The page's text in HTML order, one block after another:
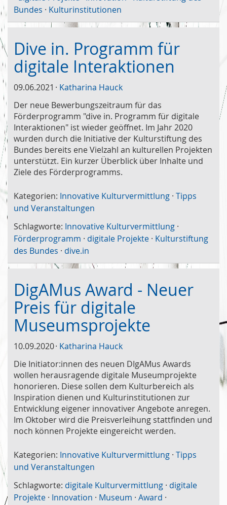
Bundes · Kulturinstitutionen
Dive in. Programm für
digitale Interaktionen
09.06.2021
Katharina Hauck
Der neue Bewerbungszeitraum für das
Förderprogramm "dive in. Programm für digitale
Interaktionen" ist wieder geöffnet. Im Jahr 2020
wurden durch die Initiative der Kulturstiftung des
Bundes bereits ene Vielzahl an kulturellen Projekten
unterstützt. Ein kurzer Überblick über Inhalte und
Ziele des Förderprogramms.
Kategorien: Innovative Kulturvermittlung · Tipps
und Veranstaltungen
Schlagworte: Innovative Kulturvermittlung ·
Förderprogramm · digitale Projekte · Kulturstiftung
des Bundes · dive.in
DigAMus Award - Neuer
Preis für digitale
Museumsprojekte
10.09.2020 Katharina Hauck
Die Initiator:innen des neuen DIgAMus Awards
wollen herausragende digitale Museumprojekte
honorieren. Diese sollen dem Kulturbereich als
Inspiration dienen und Kulturinstitutionen zur
Entwicklung eigener innovativer Angebote anregen.
Im Oktober wird die Preisverleihung stattfinden und
noch können Projekte eingereicht werden.
Kategorien: Innovative Kulturvermittlung · Tipps
und Veranstaltungen
Schlagworte: digitale Kulturvermittlung · digitale
Projekte · Innovation · Museum · Award ·